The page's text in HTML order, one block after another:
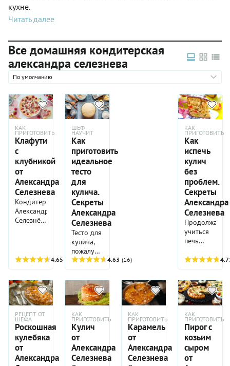
кухне.
Читать далее
Все домашняя кондитерская
александра селезнева
По умолчанию
КАК
ПРИГОТОВИТЬ
Клафути
с
клубникой
от
Александра
Селезнева
Кондитер
Александр
Селезнёв
клафути
и
предлагает
авторский
рецепт
клафути с
клубникой.
4.65 (17)
ШЕФ
НАУЧИТ
Как
приготовить
идеальное
тесто
для
кулича.
Секреты
Александра
Селезнева
Тесто для
кулича,
пожалуй,
самое
капризное
и требует
особых
знаний,
умений и,
конечно,
сноровки.
О том,
как
нужно
ставить
4.63 (16)
КАК
ПРИГОТОВИТЬ
Как
испечь
кулич
без
проблем.
Секреты
Александра
Селезнева
Продолжаем
учиться
печь
кулич у
гуру
дела
Александра
Селезнева.
Плюс его
фирменный
рецепт
кулича!
РЕЦЕПТ ОТ
ШЕФА
Роскошная
кулебяка
от
Александра
КАК
ПРИГОТОВИТЬ
Кулич
от
Александра
Селезнева
КАК
ПРИГОТОВИТЬ
Карамель
от
Александра
Селезнева
КАК
ПРИГОТОВИТЬ
Пирог с
козьим
сыром
от